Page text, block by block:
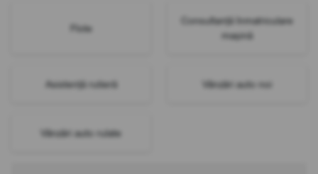
Flote
Consultanță înmatriculare
mașină
Asistență rutieră Vânzări auto noi
Vânzări auto rulate